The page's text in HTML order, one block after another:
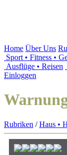
Home Über Uns
Sport • Fitness •
Ausflüge • Reisen
Einloggen
Rubriken /Haus •